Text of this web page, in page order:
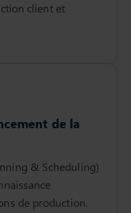
client et
de la
& Scheduling)
de production.